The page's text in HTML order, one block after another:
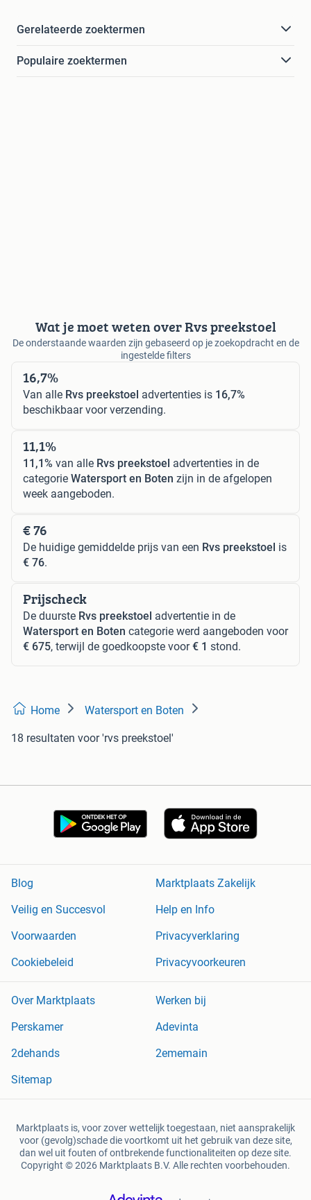
Gerelateerde zoektermen
Populaire zoektermen
Wat je moet weten over Rvs preekstoel
De onderstaande waarden zijn gebaseerd op je zoekopdracht en de
ingestelde filters
16,7%
Van alle Rvs preekstoel advertenties is 16,7%
beschikbaar voor verzending.
11,1%
11,1% van alle Rvs preekstoel advertenties in de
categorie Watersport en Boten zijn in de afgelopen
week aangeboden.
€ 76
De huidige gemiddelde prijs van een Rvs preekstoel is
€ 76.
Prijscheck
De duurste Rvs preekstoel advertentie in de
Watersport en Boten categorie werd aangeboden voor
€ 675, terwijl de goedkoopste voor€ 1 stond.
Home Watersport en Boten
18 resultaten voor 'rvs preekstoel'
Blog
Marktplaats Zakelijk
Veilig en Succesvol
Help en Info
Voorwaarden
Privacyverklaring
Cookiebeleid
Privacyvoorkeuren
Over Marktplaats
Werken bij
Perskamer
Adevinta
2dehands
2ememain
Sitemap
Marktplaats is, voor zover wettelijk toegestaan, niet aansprakelijk
voor (gevolg)schade die voortkomt uit het gebruik van deze site,
dan wel uit fouten of ontbrekende functionaliteiten op deze site.
Copyright © 2026 Marktplaats B.V. Alle rechten voorbehouden.